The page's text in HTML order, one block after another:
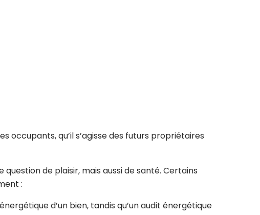
occupants, qu’il s’agisse des futurs propriétaires
de plaisir, mais aussi de santé. Certains
:
d’un bien, tandis qu’un audit énergétique